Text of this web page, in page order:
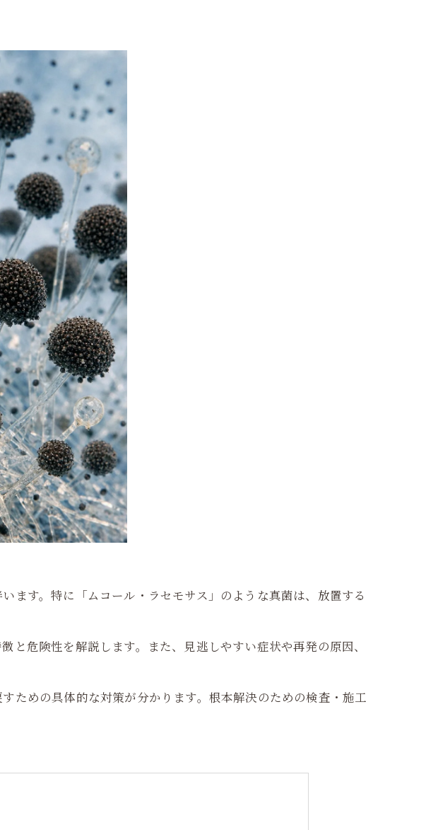
ます。特に「ムコール・ラセモサス」のような真菌は、放置する
危険性を解説します。また、見逃しやすい症状や再発の原因、
ための具体的な対策が分かります。根本解決のための検査・施工